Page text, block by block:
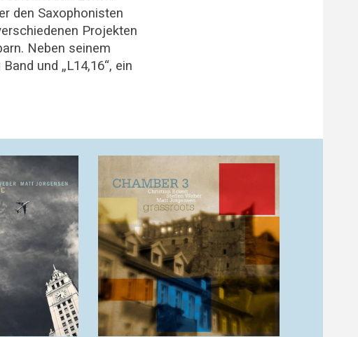
den Saxophonisten
Projekten
Neben seinem
und „L14,16“, ein